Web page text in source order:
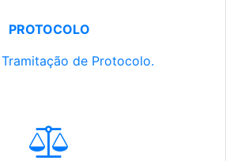
PROTOCOLO
de Protocolo.